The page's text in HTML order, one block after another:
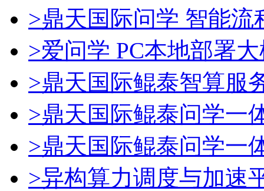
>鼎天国际问学 智能流
>爱问学 PC本地部署
>鼎天国际鲲泰智算服
>鼎天国际鲲泰问学一
>鼎天国际鲲泰问学一
>异构算力调度与加速